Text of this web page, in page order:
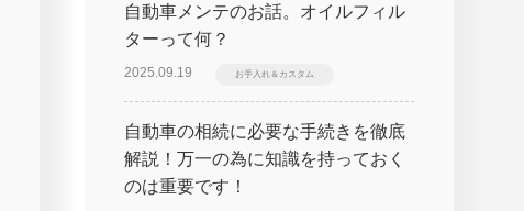
自動車メンテのお話。オイルフィル
ターって何？
2025.09.19 お手入れ＆カスタム
自動車の相続に必要な手続きを徹底
解説！万一の為に知識を持っておく
のは重要です！